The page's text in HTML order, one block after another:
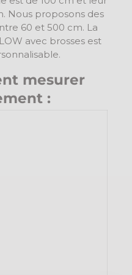
Nous proposons des
60 et 500 cm. La
avec brosses est
mesurer
: